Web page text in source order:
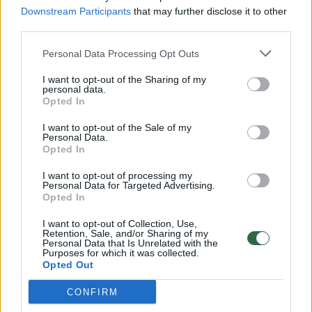
Downstream Participants that may further disclose it to other
Personal Data Processing Opt Outs
I want to opt-out of the Sharing of my
personal data.
Opted In
I want to opt-out of the Sale of my
Personal Data.
Opted In
I want to opt-out of processing my
Personal Data for Targeted Advertising.
Opted In
I want to opt-out of Collection, Use,
Retention, Sale, and/or Sharing of my
Personal Data that Is Unrelated with the
Purposes for which it was collected.
Opted Out
CONFIRM
32 laipsnių šilumos
Žinios | Orai
00:00:59
Nufilmavo, kaip patvino Vilniaus Vakarinis aplinkkelis:
vaizdas pribloškia
Avarija Vilniuje: į stotelę įsirėžęs automobilis sužalojo
dvi moteris
Žinios | Lietuvos diena
Visi įrašai